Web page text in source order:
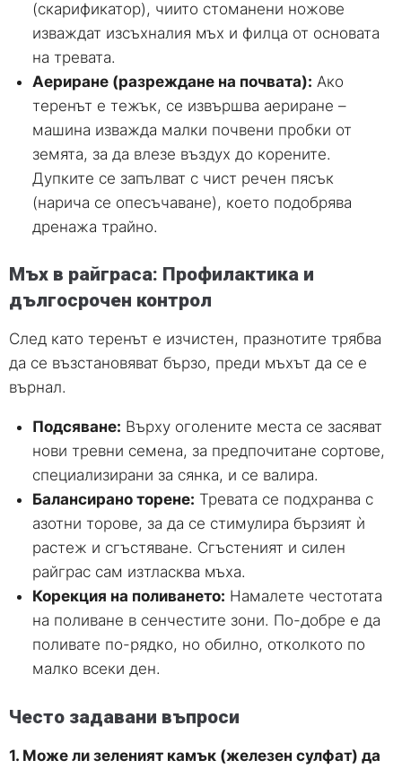
(скарификатор), чиито стоманени ножове
изваждат изсъхналия мъх и филца от основата
на тревата.
Аериране (разреждане на почвата): Ако
теренът е тежък, се извършва аериране –
машина изважда малки почвени пробки от
земята, за да влезе въздух до корените.
Дупките се запълват с чист речен пясък
(нарича се опесъчаване), което подобрява
дренажа трайно.
Мъх в райграса: Профилактика и
дългосрочен контрол
След като теренът е изчистен, празнотите трябва
да се възстановяват бързо, преди мъхът да се е
върнал.
Подсяване: Върху оголените места се засяват
нови тревни семена, за предпочитане сортове,
специализирани за сянка, и се валира.
Балансирано торене: Тревата се подхранва с
азотни торове, за да се стимулира бързият ѝ
растеж и сгъстяване. Сгъстеният и силен
райграс сам изтласква мъха.
Корекция на поливането: Намалете честотата
на поливане в сенчестите зони. По-добре е да
поливате по-рядко, но обилно, отколкото по
малко всеки ден.
Често задавани въпроси
1. Може ли зеленият камък (железен сулфат) да